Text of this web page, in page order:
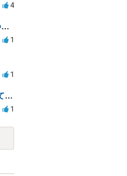
4
Googleマップの口コミ訴訟問題についての疑問
1
1
誹謗中傷訴訟で被告が欠席すると全て認められるのか？
1